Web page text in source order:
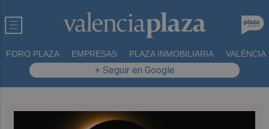
FORO PLAZA EMPRESAS PLAZA INMOBILIARIA VALÈNCIA
+ Seguir en Google